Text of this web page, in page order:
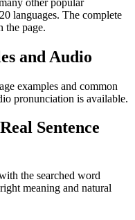
languages. The complete
the page.
and Audio
examples and common
pronunciation is available.
Sentence
the searched word
meaning and natural